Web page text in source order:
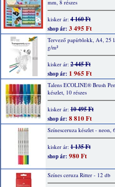
mm, 8 részes
kisker ár: 4 160 Ft
shop ár: 3 495 Ft
Tervező papírblokk, A4, 25
g/m²
kisker ár: 2 445 Ft
shop ár: 1 965 Ft
Talens ECOLINE® Brush
készlet, 10 részes
kisker ár: 10 495 Ft
shop ár: 8 810 Ft
Színesceruza készlet - neon,
kisker ár: 1 135 Ft
shop ár: 980 Ft
Színes ceruza Ritter - 12 db